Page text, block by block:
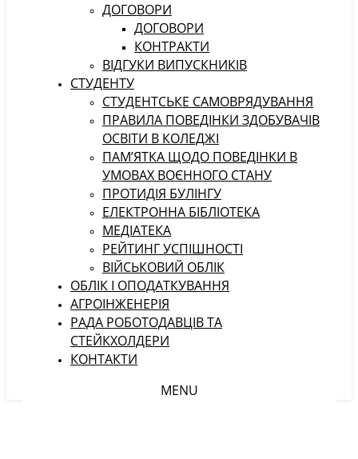
ДОГОВОРИ
ДОГОВОРИ
КОНТРАКТИ
ВІДГУКИ ВИПУСКНИКІВ
СТУДЕНТУ
CТУДЕНТСЬКЕ САМОВРЯДУВАННЯ
ПРАВИЛА ПОВЕДІНКИ ЗДОБУВАЧІВ
ОСВІТИ В КОЛЕДЖІ
ПАМ’ЯТКА ЩОДО ПОВЕДІНКИ В
УМОВАХ ВОЄННОГО СТАНУ
ПРОТИДІЯ БУЛІНГУ
ЕЛЕКТРОННА БІБЛІОТЕКА
МЕДІАТЕКА
РЕЙТИНГ УСПІШНОСТІ
ВІЙСЬКОВИЙ ОБЛІК
ОБЛІК І ОПОДАТКУВАННЯ
АГРОІНЖЕНЕРІЯ
РАДА РОБОТОДАВЦІВ ТА
СТЕЙКХОЛДЕРИ
КОНТАКТИ
MENU